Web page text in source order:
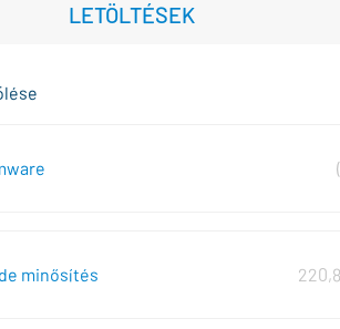
LETÖLTÉSEK
minősítés